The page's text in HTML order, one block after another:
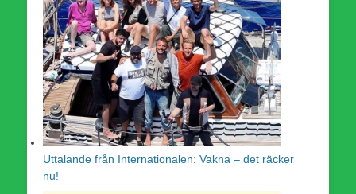
Uttalande från Internationalen: Vakna – det räcker
nu!